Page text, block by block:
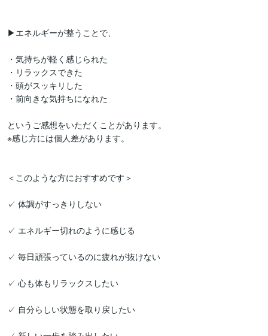
▶エネルギーが整うことで、
・気持ちが軽く感じられた
・リラックスできた
・頭がスッキリした
・前向きな気持ちになれた
というご感想をいただくことがあります。
※感じ方には個人差があります。
＜このような方におすすめです＞
✓ 体調がすっきりしない
✓ エネルギー切れのように感じる
✓ 毎日頑張っているのに疲れが抜けない
✓ 心も体もリラックスしたい
✓ 自分らしい状態を取り戻したい